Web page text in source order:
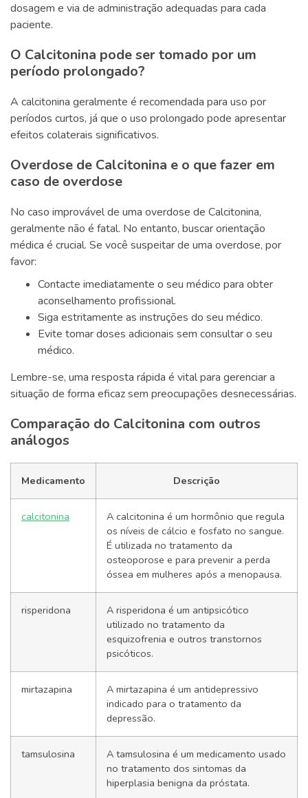
dosagem e via de administração adequadas para cada
paciente.
O Calcitonina pode ser tomado por um
período prolongado?
A calcitonina geralmente é recomendada para uso por
períodos curtos, já que o uso prolongado pode apresentar
efeitos colaterais significativos.
Overdose de Calcitonina e o que fazer em
caso de overdose
No caso improvável de uma overdose de Calcitonina,
geralmente não é fatal. No entanto, buscar orientação
médica é crucial. Se você suspeitar de uma overdose, por
favor:
Contacte imediatamente o seu médico para obter
aconselhamento profissional.
Siga estritamente as instruções do seu médico.
Evite tomar doses adicionais sem consultar o seu
médico.
Lembre-se, uma resposta rápida é vital para gerenciar a
situação de forma eficaz sem preocupações desnecessárias.
Comparação do Calcitonina com outros
análogos
Medicamento Descrição
calcitonina
A calcitonina é um hormônio que regula
os níveis de cálcio e fosfato no sangue.
É utilizada no tratamento da
osteoporose e para prevenir a perda
óssea em mulheres após a menopausa.
risperidona
A risperidona é um antipsicótico
utilizado no tratamento da
esquizofrenia e outros transtornos
psicóticos.
mirtazapina
A mirtazapina é um antidepressivo
indicado para o tratamento da
depressão.
tamsulosina
A tamsulosina é um medicamento usado
no tratamento dos sintomas da
hiperplasia benigna da próstata.